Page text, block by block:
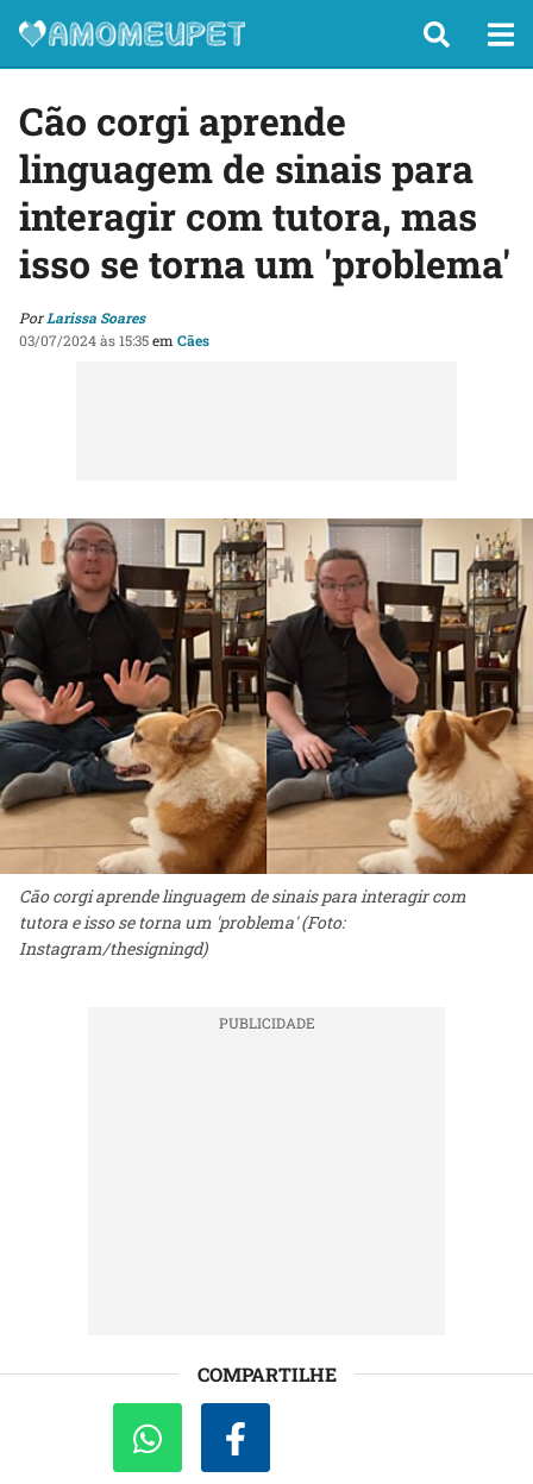
Cão corgi aprende
linguagem de sinais para
interagir com tutora, mas
isso se torna um 'problema'
PorLarissa Soares
03/07/2024 às 15:35em Cães
Cão corgi aprende linguagem de sinais para interagir com
tutora e isso se torna um 'problema' (Foto:
Instagram/thesigningd)
COMPARTILHE